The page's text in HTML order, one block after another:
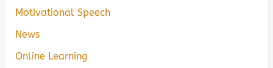
Motivational Speech
News
Online Learning